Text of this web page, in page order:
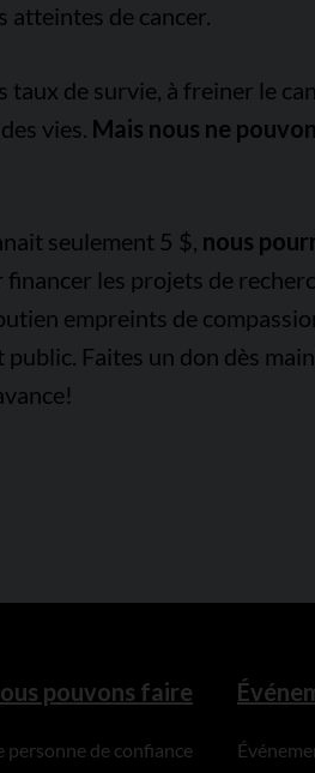
atteintes de cancer.
taux de survie, à freiner le
vies. Mais nous ne
seulement 5 $, nous
financer les projets de
empreints de
Faites un don dès
pouvons faire
personne de confiance